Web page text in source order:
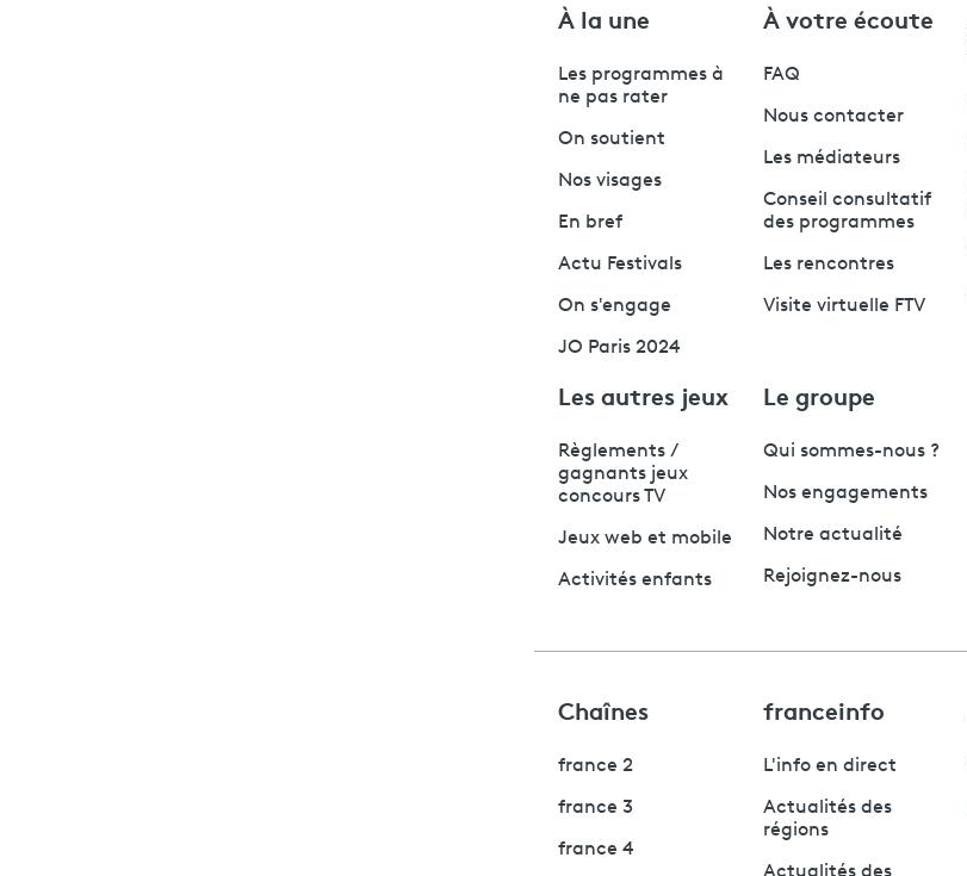
À la une
Les programmes à
ne pas rater
On soutient
Nos visages
En bref
Actu Festivals
On s'engage
JO Paris 2024
À votre écoute
FAQ
Nous contacter
Les médiateurs
Conseil consultatif
des programmes
Les rencontres
Visite virtuelle FTV
Les autres jeux
Règlements /
gagnants jeux
concours TV
Jeux web et mobile
Activités enfants
Le groupe
Qui sommes-nous ?
Nos engagements
Notre actualité
Rejoignez-nous
Chaînes
france 2
france 3
france 4
franceinfo
L'info en direct
Actualités des
régions